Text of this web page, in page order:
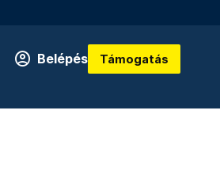
Belépés Támogatás